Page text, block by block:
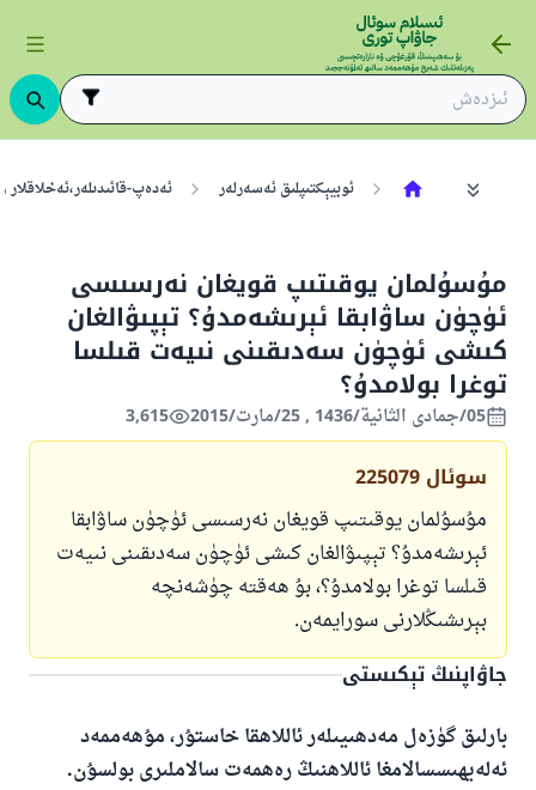
ئوبيېكتىپلىق ئەسەرلەر ئەدەپ-
مۇسۇلمان يوقىتىپ قويغان نەرسىسى
ئۈچۈن ساۋابقا ئېرىشەمدۇ؟ تېپىۋالغان
كىشى ئۈچۈن سەدىقىنى نىيەت قىلسا
توغرا بولامدۇ؟
05/جمادى الثانية/1436 , 25/مارت/2015 3,615
سوئال 225079
مۇسۇلمان يوقىتىپ قويغان نەرسىسى ئۈچۈن ساۋابقا
ئېرىشەمدۇ؟ تېپىۋالغان كىشى ئۈچۈن سەدىقىنى نىيەت
قىلسا توغرا بولامدۇ؟، بۇ ھەقتە چۈشەنچە
بېرىشىڭلارنى سورايمەن.
جاۋاپنىڭ تېكىستى
بارلىق گۈزەل مەدھىيىلەر ئاللاھقا خاستۇر، مۇھەممەد
ئەلەيھىسسالامغا ئاللاھنىڭ رەھمەت سالاملىرى بولسۇن.